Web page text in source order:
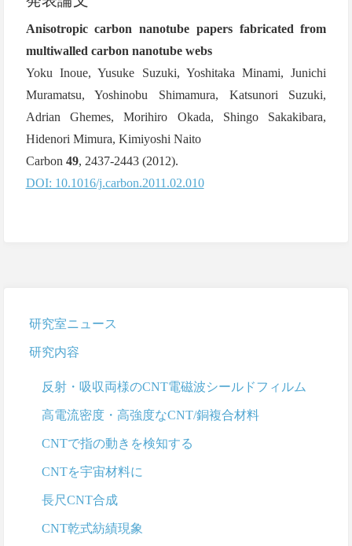
Anisotropic carbon nanotube papers fabricated from
multiwalled carbon nanotube webs
Yoku Inoue, Yusuke Suzuki, Yoshitaka Minami, Junichi
Muramatsu, Yoshinobu Shimamura, Katsunori Suzuki,
Adrian Ghemes, Morihiro Okada, Shingo Sakakibara,
Hidenori Mimura, Kimiyoshi Naito
Carbon 49, 2437-2443 (2012).
DOI: 10.1016/j.carbon.2011.02.010
研究室ニュース
研究内容
反射・吸収両様のCNT電磁波シールドフィルム
高電流密度・高強度なCNT/銅複合材料
CNTで指の動きを検知する
CNTを宇宙材料に
長尺CNT合成
CNT乾式紡績現象